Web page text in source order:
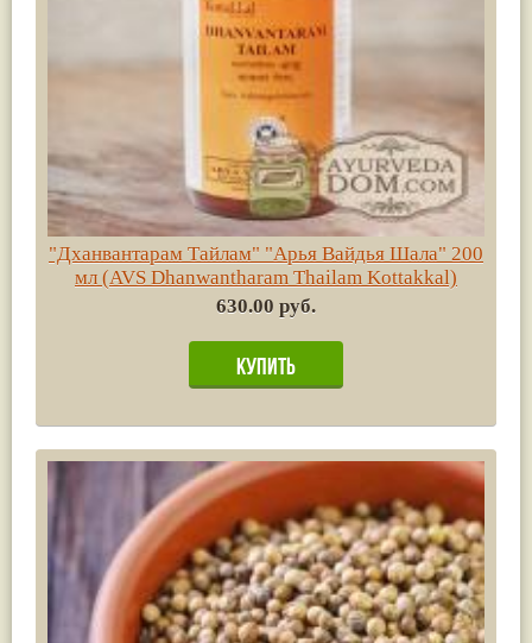
"Дханвантарам Тайлам" "Арья Вайдья Шала" 200
мл (AVS Dhanwantharam Thailam Kottakkal)
630.00 руб.